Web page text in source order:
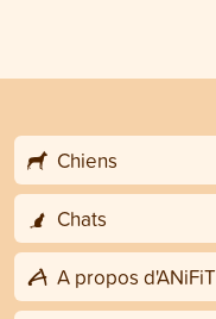
Chiens
Chats
A propos d'ANiFiT